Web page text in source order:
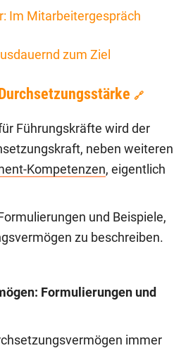
Im Mitarbeitergespräch
zum Ziel
🔗
Führungskräfte wird der
neben weiteren
Kompetenzen, eigentlich
und Beispiele,
zu beschreiben.
Formulierungen und
immer